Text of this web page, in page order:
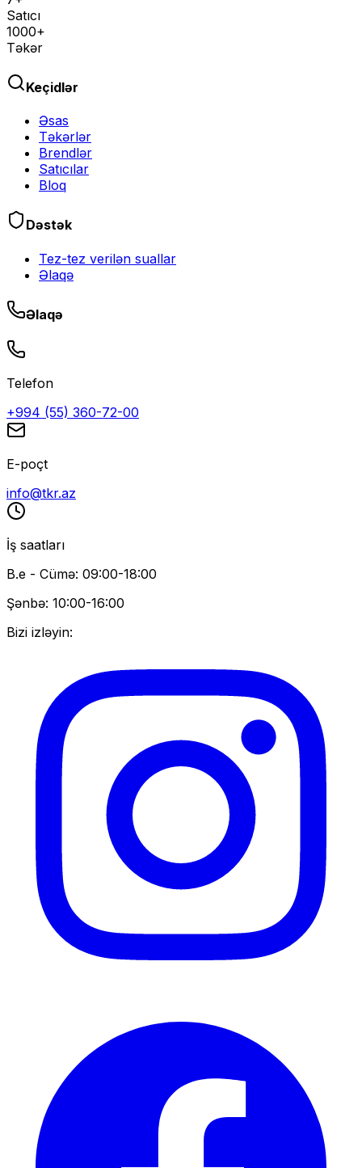
Satıcı
1000+
Təkər
Keçidlər
Əsas
Təkərlər
Brendlər
Satıcılar
Bloq
Dəstək
Tez-tez verilən suallar
Əlaqə
Əlaqə
Telefon
+994 (55) 360-72-00
E-poçt
info@tkr.az
İş saatları
B.e - Cümə: 09:00-18:00
Şənbə: 10:00-16:00
Bizi izləyin: